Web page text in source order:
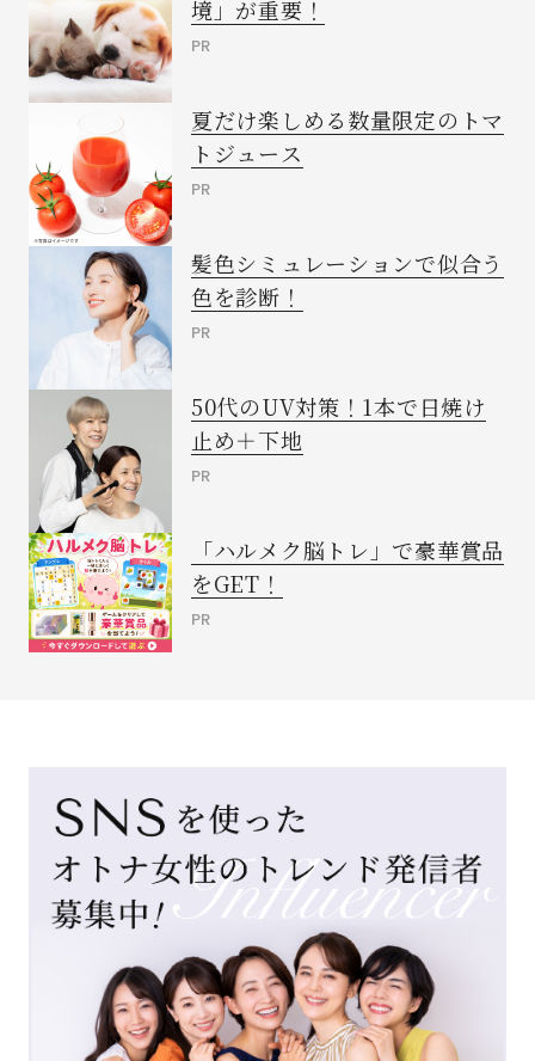
境」が重要！
PR
夏だけ楽しめる数量限定のトマ
トジュース
PR
髪色シミュレーションで似合う
色を診断！
PR
50代のUV対策！1本で日焼け
止め＋下地
PR
「ハルメク脳トレ」で豪華賞品
をGET！
PR